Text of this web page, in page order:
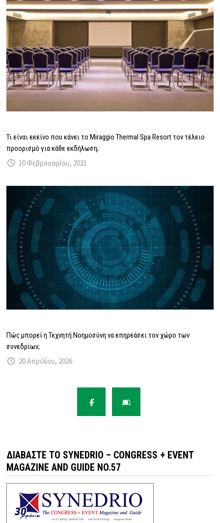
Τι είναι εκείνο που κάνει το Miraggio Thermal Spa Resort τον τέλειο
προορισμό για κάθε εκδήλωση;
10 Φεβρουαρίου, 2021
Πώς μπορεί η Τεχνητή Νοημοσύνη να επηρεάσει τον χώρο των
συνεδρίων;
20 Απριλίου, 2026
ΔΙΑΒΆΣΤΕ ΤΟ SYNEDRIO – CONGRESS + EVENT
MAGAZINE AND GUIDE NO.57